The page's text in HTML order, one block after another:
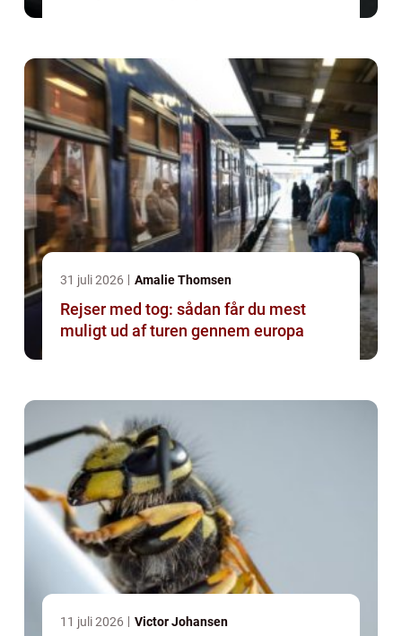
31 juli 2026 Amalie Thomsen
Rejser med tog: sådan får du mest
muligt ud af turen gennem europa
11 juli 2026 Victor Johansen